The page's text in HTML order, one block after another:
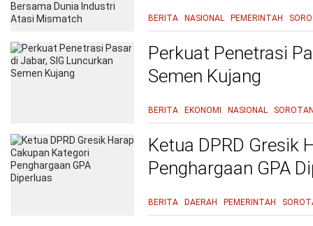
BERITA NASIONAL PEMERINTAH
Perkuat Penetrasi
Semen Kujang
BERITA EKONOMI NASIONAL
Ketua DPRD Gresik
Penghargaan GPA
BERITA DAERAH PEMERINTAH